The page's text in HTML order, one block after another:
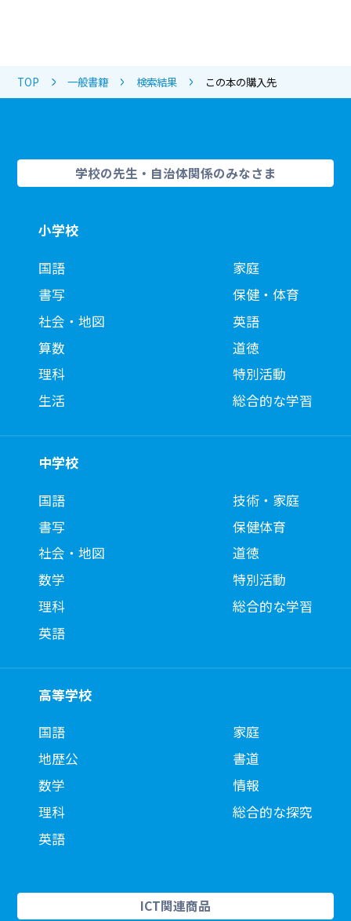
TOP 一般書籍 検索結果 この本の購入先
学校の先生・自治体関係のみなさま
小学校
国語
書写
社会・地図
算数
理科
生活
家庭
保健・体育
英語
道徳
特別活動
総合的な学習
中学校
国語
書写
社会・地図
数学
理科
英語
技術・家庭
保健体育
道徳
特別活動
総合的な学習
高等学校
国語
地歴公
数学
理科
英語
家庭
書道
情報
総合的な探究
ICT関連商品